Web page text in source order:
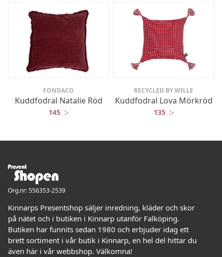
FONDACO
Kuddfodral Natalie Röd
145 :-
RECYCLED BY WILLE
Kuddfodral Lova Mörkröd
135 :-
Org.nr: 556353-2539
Kinnarps Presentshop säljer inredning, kläder och skor
på nätet och i butiken i Kinnarp utanför Falköping.
Butiken har funnits sedan 1980 och erbjuder idag ett
brett sortiment i vår butik i Kinnarp, en hel del hittar du
även här i vår webbshop. Välkomna!